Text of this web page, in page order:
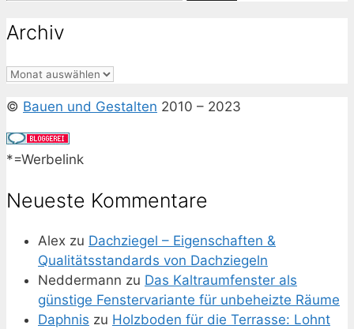
Archiv
Archiv
© Bauen und Gestalten 2010 – 2023
*=Werbelink
Neueste Kommentare
Alex zu Dachziegel – Eigenschaften &
Qualitätsstandards von Dachziegeln
Neddermann zu Das Kaltraumfenster als
günstige Fenstervariante für unbeheizte Räume
Daphnis zu Holzboden für die Terrasse: Lohnt